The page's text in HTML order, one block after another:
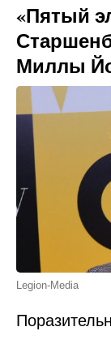
«Пятый
Миллы
Legion-Media